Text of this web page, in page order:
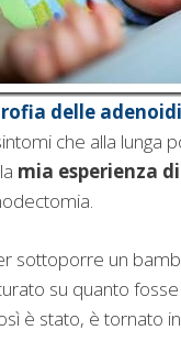
delle adenoidi
che alla
mia esperienza
sottoporre un
su quanto
è stato, è tornato